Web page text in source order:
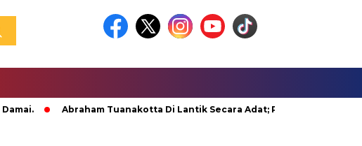
Abraham Tuanakotta Di Lantik Secara Adat; Pj Bupati Malteng Minta